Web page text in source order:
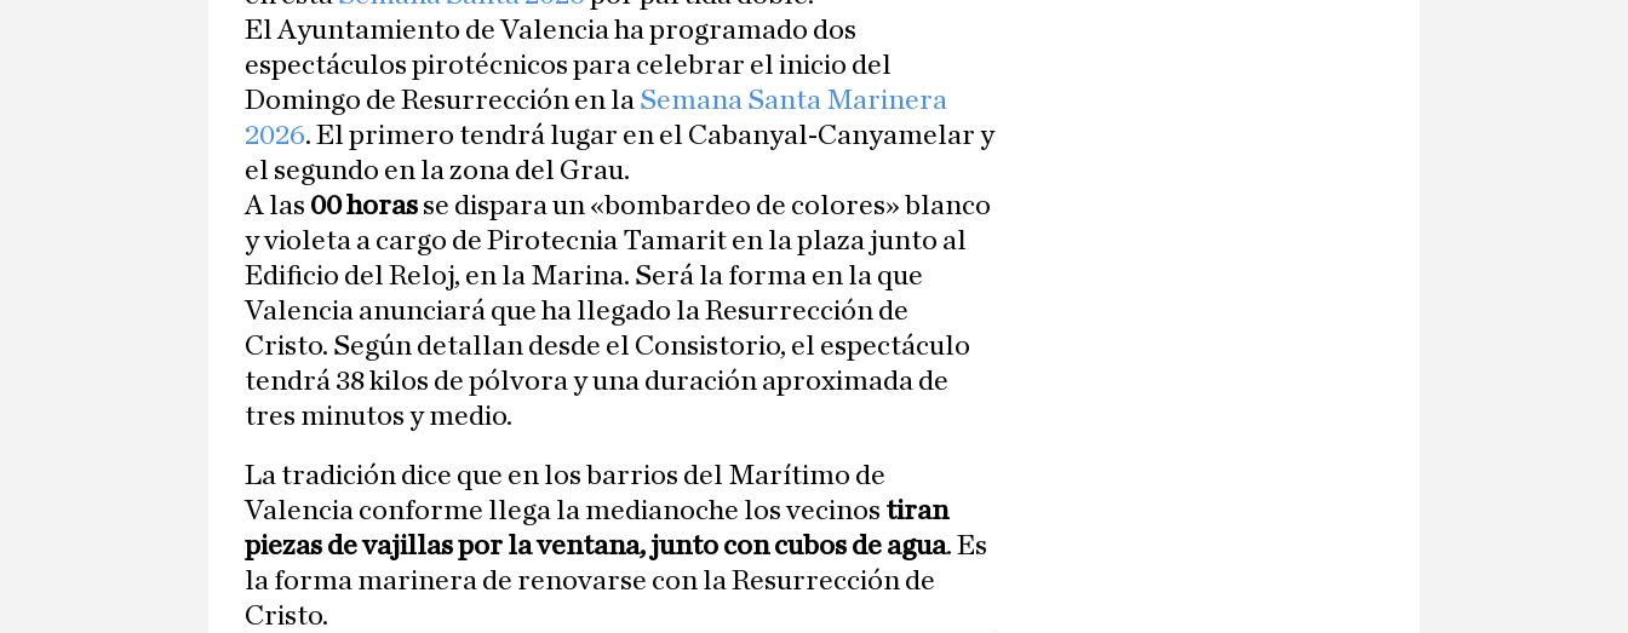
El Ayuntamiento de Valencia ha programado dos
espectáculos pirotécnicos para celebrar el inicio del
Domingo de Resurrección en la Semana Santa Marinera
2026. El primero tendrá lugar en el Cabanyal-Canyamelar y
el segundo en la zona del Grau.
A las 00 horas se dispara un «bombardeo de colores» blanco
y violeta a cargo de Pirotecnia Tamarit en la plaza junto al
Edificio del Reloj, en la Marina. Será la forma en la que
Valencia anunciará que ha llegado la Resurrección de
Cristo. Según detallan desde el Consistorio, el espectáculo
tendrá 38 kilos de pólvora y una duración aproximada de
tres minutos y medio.
La tradición dice que en los barrios del Marítimo de
Valencia conforme llega la medianoche los vecinos tiran
piezas de vajillas por la ventana, junto con cubos de agua. Es
la forma marinera de renovarse con la Resurrección de
Cristo.